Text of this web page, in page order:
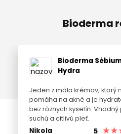
Bioderma
Bioderma
Hydra
Jeden z mála krémov, ktorý
pomáha na akné a je
bez rôznych kyselín. Vhodný
suchú a citlivú pleť.
Nikola 5